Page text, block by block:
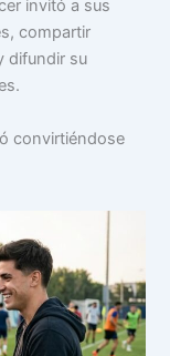
invitó a sus
compartir
difundir su
convirtiéndose